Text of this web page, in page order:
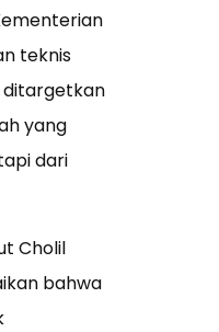
teknis
yang
dari
Cholil
bahwa